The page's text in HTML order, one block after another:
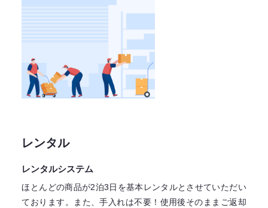
レンタル
レンタルシステム
ほとんどの商品が2泊3日を基本レンタルとさせていただい
ております。
また、手入れは不要！ 使用後そのままご返却